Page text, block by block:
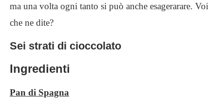
ma una volta ogni tanto si può anche esagerarare. Voi
che ne dite?
Sei strati di cioccolato
Ingredienti
Pan di Spagna